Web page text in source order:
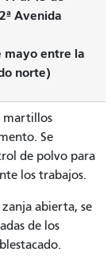
Avenida
mayo entre la
norte)
martillos
Se
de polvo para
los trabajos.
abierta, se
de los